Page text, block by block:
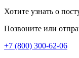
Хотите узнать о
Позвоните или
+7 (800) 300-62-06